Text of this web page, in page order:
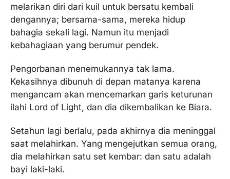
melarikan diri dari kuil untuk bersatu kembali
dengannya; bersama-sama, mereka hidup
bahagia sekali lagi. Namun itu menjadi
kebahagiaan yang berumur pendek.
Pengorbanan menemukannya tak lama.
Kekasihnya dibunuh di depan matanya karena
mengancam akan mencemarkan garis keturunan
ilahi Lord of Light, dan dia dikembalikan ke Biara.
Setahun lagi berlalu, pada akhirnya dia meninggal
saat melahirkan. Yang mengejutkan semua orang,
dia melahirkan satu set kembar: dan satu adalah
bayi laki-laki.